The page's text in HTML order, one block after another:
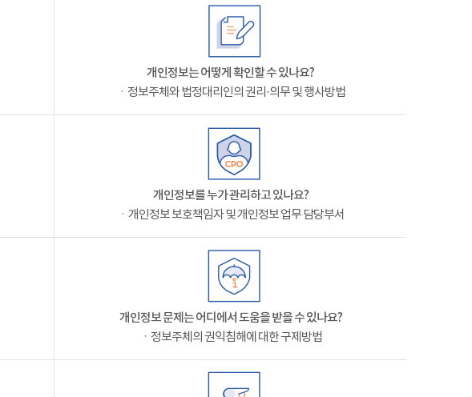
개인정보는 어떻게 확인할 수 있나요?
ㆍ정보주체와 법정대리인의 권리·의무 및 행사방법
개인정보를 누가 관리하고 있나요?
ㆍ개인정보 보호책임자 및 개인정보 업무 담당부서
개인정보 문제는 어디에서 도움을 받을 수 있나요?
ㆍ정보주체의 권익침해에 대한 구제방법